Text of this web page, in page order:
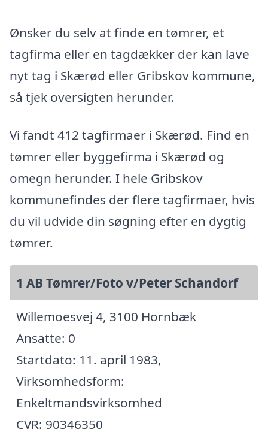
Ønsker du selv at finde en tømrer, et
tagfirma eller en tagdækker der kan lave
nyt tag i Skærød eller Gribskov kommune,
så tjek oversigten herunder.
Vi fandt 412 tagfirmaer i Skærød. Find en
tømrer eller byggefirma i Skærød og
omegn herunder. I hele Gribskov
kommunefindes der flere tagfirmaer, hvis
du vil udvide din søgning efter en dygtig
tømrer.
1 AB Tømrer/Foto v/Peter Schandorf
Willemoesvej 4, 3100 Hornbæk
Ansatte: 0
Startdato: 11. april 1983,
Virksomhedsform:
Enkeltmandsvirksomhed
CVR: 90346350